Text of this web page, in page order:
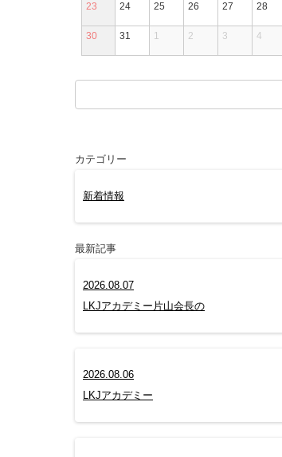
23 24 25 26 27 28
30 31 1 2 3 4
カテゴリー
新着情報
最新記事
2026.08.07
LKJアカデミー片山会長の
2026.08.06
LKJアカデミー